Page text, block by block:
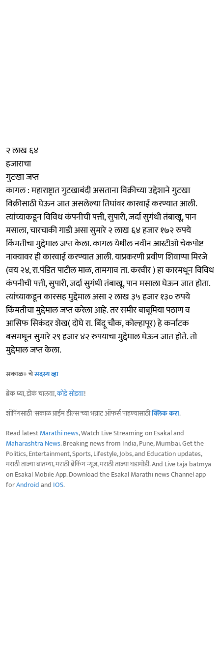
२ लाख ६४
हजाराचा
गुटखा जप्त
कागल : महाराष्ट्रात गुटखाबंदी असताना विक्रीच्या उद्देशाने गुटखा
विक्रीसाठी घेऊन जात असलेल्या तिघांवर कारवाई करण्यात आली.
त्यांच्याकडून विविध कंपनीची पत्ती, सुपारी, जर्दा सुगंधी तंबाखू, पान
मसाला, चारचाकी गाडी असा सुमारे २ लाख ६४ हजार १७२ रुपये
किंमतीचा मुद्देमाल जप्त केला. कागल येथील नवीन आरटीओ चेकपोष्ट
नाक्यावर ही कारवाई करण्यात आली. याप्रकरणी प्रवीण शिवाप्पा मिरजे
(वय २४, रा.पंडित पाटील माळ, तामगाव ता. करवीर ) हा कारमधून विविध
कंपनीची पत्ती, सुपारी, जर्दा सुगंधी तंबाखू, पान मसाला घेऊन जात होता.
त्यांच्याकडून कारसह मुद्देमाल असा २ लाख ३५ हजार १३० रुपये
किंमतीचा मुद्देमाल जप्त करेला आहे. तर समीर बाबूमिया पठाण व
आसिफ सिकंदर शेख( दोघे रा. बिंदू चौक, कोल्हापूर) हे कर्नाटक
बसमधून सुमारे २९ हजार ४२ रुपयाचा मुद्देमाल घेऊन जात होते. तो
मुद्देमाल जप्त केला.
सकाळ+ चेसदस्य व्हा
ब्रेक घ्या, डोकं चालवा,कोडे सोडवा!
शॉपिंगसाठी 'सकाळ प्राईम डील्स'च्या भन्नाट ऑफर्स पाहण्यासाठीक्लिक करा.
Read latestMarathi news, Watch Live Streaming on Esakal and
Maharashtra News. Breaking news from India, Pune, Mumbai. Get the
Politics, Entertainment, Sports, Lifestyle, Jobs, and Education updates,
मराठी ताज्या बातम्या, मराठी ब्रेकिंग न्यूज, मराठी ताज्या घडामोडी. And Live taja batmya
on Esakal Mobile App. Download the Esakal Marathi news Channel app
forAndroidand IOS.